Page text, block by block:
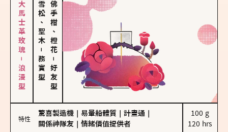
大馬士革玫瑰－浪漫型 雪松、聖木
－
務實型
佛手柑、橙花
－
好友型
特性
驚喜製造機 易暈船體質 計畫通
關係神隊友
情緒價值提供者
100 g
120 hrs